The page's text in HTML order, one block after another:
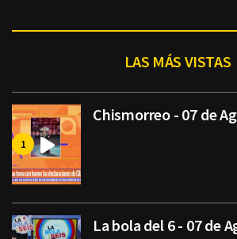
LAS MÁS VISTAS
Chismorreo - 07 de
La bola del 6 - 07 de